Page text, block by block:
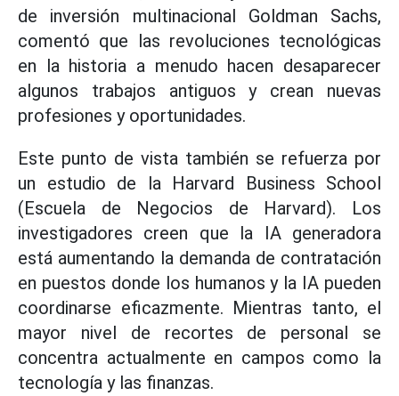
de inversión multinacional Goldman Sachs,
comentó que las revoluciones tecnológicas
en la historia a menudo hacen desaparecer
algunos trabajos antiguos y crean nuevas
profesiones y oportunidades.
Este punto de vista también se refuerza por
un estudio de la Harvard Business School
(Escuela de Negocios de Harvard). Los
investigadores creen que la IA generadora
está aumentando la demanda de contratación
en puestos donde los humanos y la IA pueden
coordinarse eficazmente. Mientras tanto, el
mayor nivel de recortes de personal se
concentra actualmente en campos como la
tecnología y las finanzas.